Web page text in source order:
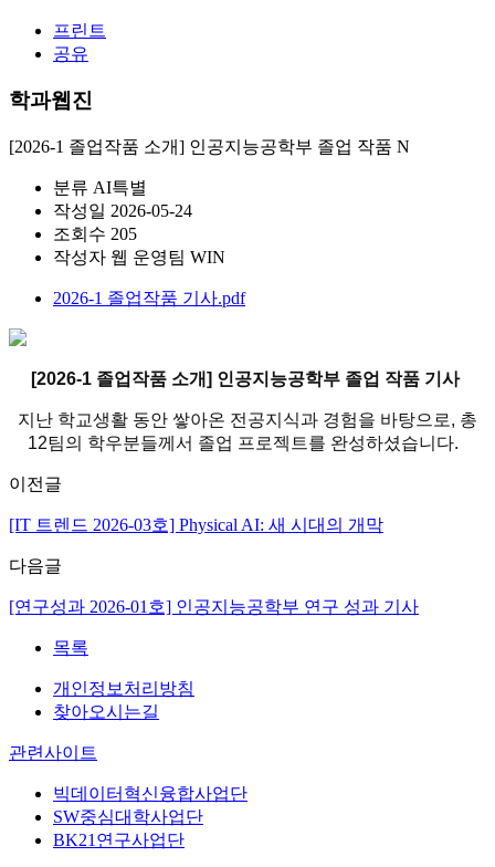
프린트
공유
학과웹진
[2026-1 졸업작품 소개] 인공지능공학부 졸업 작품 N
분류 AI특별
작성일 2026-05-24
조회수 205
작성자 웹 운영팀 WIN
2026-1 졸업작품 기사.pdf
[2026-1 졸업작품 소개] 인공지능공학부 졸업 작품 기사
지난 학교생활 동안 쌓아온 전공지식과 경험을 바탕으로, 총
12팀의 학우분들께서 졸업 프로젝트를 완성하셨습니다.
이전글
[IT 트렌드 2026-03호] Physical AI: 새 시대의 개막
다음글
[연구성과 2026-01호] 인공지능공학부 연구 성과 기사
목록
개인정보처리방침
찾아오시는길
관련사이트
빅데이터혁신융합사업단
SW중심대학사업단
BK21연구사업단